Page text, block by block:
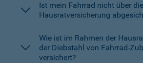
Ist mein Fahrrad nicht über die
Hausratversicherung
Wie ist im Rahmen der
der Diebstahl von Fahrrad-
versichert?